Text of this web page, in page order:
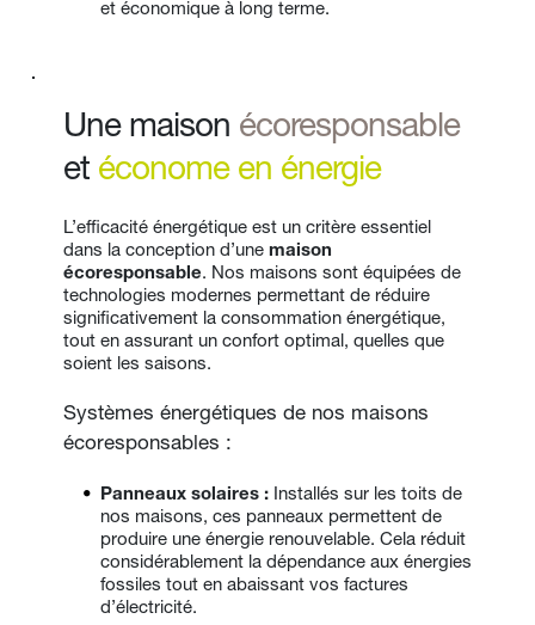
et économique à long terme.
Une maison écoresponsable
et économe en énergie
L’efficacité énergétique est un critère essentiel
dans la conception d’une maison
écoresponsable. Nos maisons sont équipées de
technologies modernes permettant de réduire
significativement la consommation énergétique,
tout en assurant un confort optimal, quelles que
soient les saisons.
Systèmes énergétiques de nos maisons
écoresponsables :
Panneaux solaires : Installés sur les toits de
nos maisons, ces panneaux permettent de
produire une énergie renouvelable. Cela réduit
considérablement la dépendance aux énergies
fossiles tout en abaissant vos factures
d’électricité.